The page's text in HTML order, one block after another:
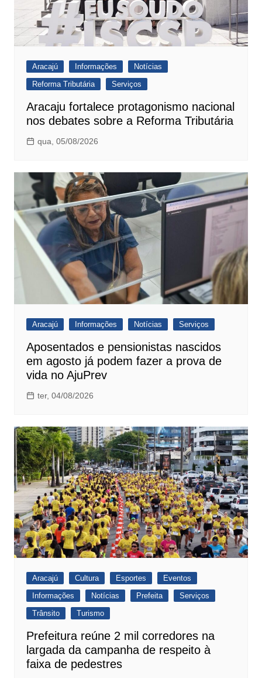
Aracajú Informações
Notícias
Reforma Tributária
Serviços
Aracaju fortalece protagonismo nacional
nos debates sobre a Reforma Tributária
qua, 05/08/2026
Aracajú Informações Notícias Serviços
Aposentados e pensionistas nascidos
em agosto já podem fazer a prova de
vida no AjuPrev
ter, 04/08/2026
Aracajú Cultura Esportes
Eventos
Informações
Notícias Prefeita
Serviços
Trânsito
Turismo
Prefeitura reúne 2 mil corredores na
largada da campanha de respeito à
faixa de pedestres